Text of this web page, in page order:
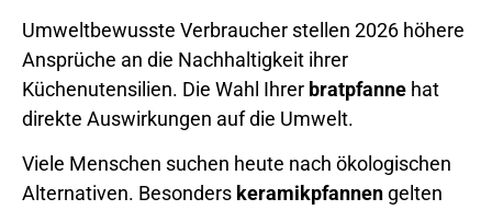
Umweltbewusste Verbraucher stellen 2026 höhere
Ansprüche an die Nachhaltigkeit ihrer
Küchenutensilien. Die Wahl Ihrer bratpfanne hat
direkte Auswirkungen auf die Umwelt.
Viele Menschen suchen heute nach ökologischen
Alternativen. Besonders keramikpfannen gelten